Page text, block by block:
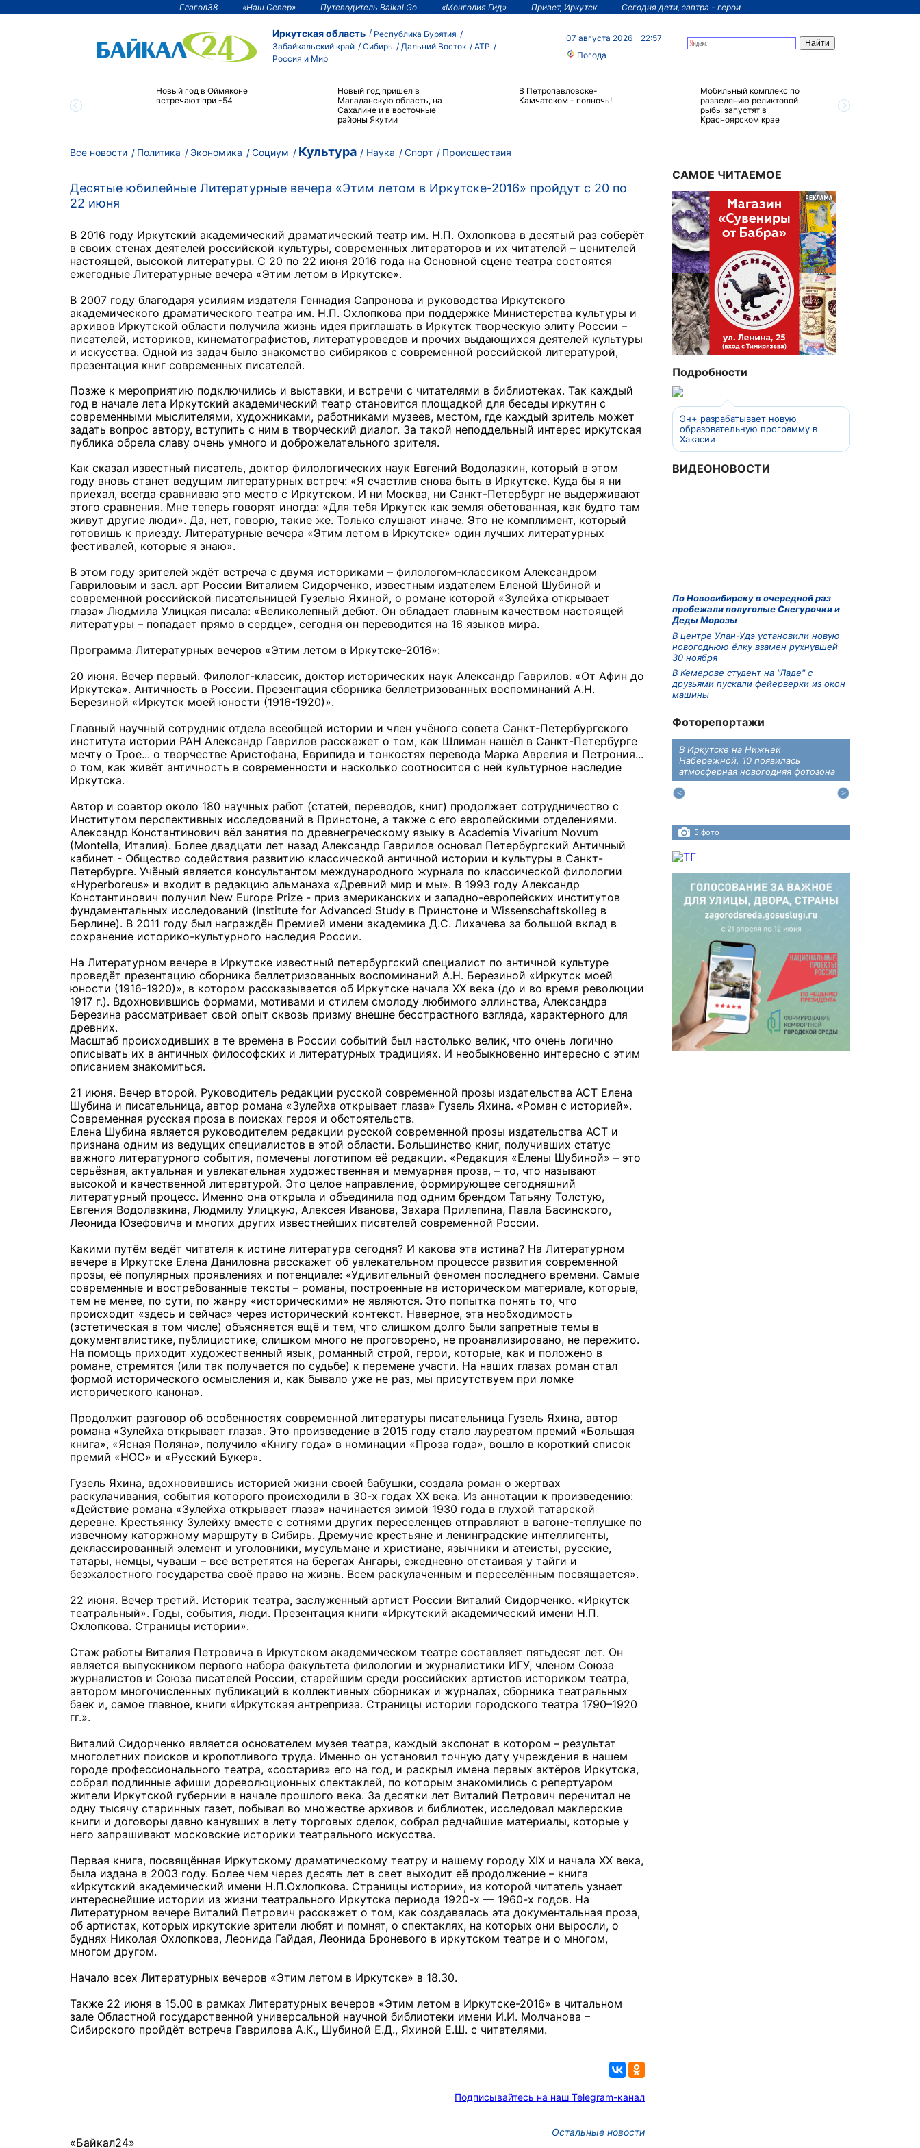
Глагол38 «Наш Север» Путеводитель Baikal Go «Монголия Гид» Привет, Иркутск Сегодня дети, завтра - герои
Иркутская область
Республика Бурятия
Забайкальский край
Сибирь Дальний Восток
АТР
Россия и Мир
07 августа 2026
22:57
Погода
Новый год в Оймяконе
встречают при -54
Новый год пришел в
Магаданскую область, на
Сахалине и в восточные
районы Якутии
В Петропавловске-
Камчатском - полночь!
Мобильный комплекс по
разведению реликтовой
рыбы запустят в
Красноярском крае
Все новости Политика Экономика Социум Культура Наука Спорт Происшествия
Десятые юбилейные Литературные вечера «Этим летом в Иркутске-2016» пройдут с 20 по
22 июня
В 2016 году Иркутский академический драматический театр им. Н.П. Охлопкова в десятый раз соберёт
в своих стенах деятелей российской культуры, современных литераторов и их читателей – ценителей
настоящей, высокой литературы. С 20 по 22 июня 2016 года на Основной сцене театра состоятся
ежегодные Литературные вечера «Этим летом в Иркутске».
В 2007 году благодаря усилиям издателя Геннадия Сапронова и руководства Иркутского
академического драматического театра им. Н.П. Охлопкова при поддержке Министерства культуры и
архивов Иркутской области получила жизнь идея приглашать в Иркутск творческую элиту России –
писателей, историков, кинематографистов, литературоведов и прочих выдающихся деятелей культуры
и искусства. Одной из задач было знакомство сибиряков с современной российской литературой,
презентация книг современных писателей.
Позже к мероприятию подключились и выставки, и встречи с читателями в библиотеках. Так каждый
год в начале лета Иркутский академический театр становится площадкой для беседы иркутян с
современными мыслителями, художниками, работниками музеев, местом, где каждый зритель может
задать вопрос автору, вступить с ним в творческий диалог. За такой неподдельный интерес иркутская
публика обрела славу очень умного и доброжелательного зрителя.
Как сказал известный писатель, доктор филологических наук Евгений Водолазкин, который в этом
году вновь станет ведущим литературных встреч: «Я счастлив снова быть в Иркутске. Куда бы я ни
приехал, всегда сравниваю это место с Иркутском. И ни Москва, ни Санкт-Петербург не выдерживают
этого сравнения. Мне теперь говорят иногда: «Для тебя Иркутск как земля обетованная, как будто там
живут другие люди». Да, нет, говорю, такие же. Только слушают иначе. Это не комплимент, который
готовишь к приезду. Литературные вечера «Этим летом в Иркутске» один лучших литературных
фестивалей, которые я знаю».
В этом году зрителей ждёт встреча с двумя историками – филологом-классиком Александром
Гавриловым и засл. арт России Виталием Сидорченко, известным издателем Еленой Шубиной и
современной российской писательницей Гузелью Яхиной, о романе которой «Зулейха открывает
глаза» Людмила Улицкая писала: «Великолепный дебют. Он обладает главным качеством настоящей
литературы – попадает прямо в сердце», сегодня он переводится на 16 языков мира.
Программа Литературных вечеров «Этим летом в Иркутске-2016»:
20 июня. Вечер первый. Филолог-классик, доктор исторических наук Александр Гаврилов. «От Афин до
Иркутска». Античность в России. Презентация сборника беллетризованных воспоминаний А.Н.
Березиной «Иркутск моей юности (1916-1920)».
Главный научный сотрудник отдела всеобщей истории и член учёного совета Санкт-Петербургского
института истории РАН Александр Гаврилов расскажет о том, как Шлиман нашёл в Санкт-Петербурге
мечту о Трое... о творчестве Аристофана, Еврипида и тонкостях перевода Марка Аврелия и Петрония...
о том, как живёт античность в современности и насколько соотносится с ней культурное наследие
Иркутска.
Автор и соавтор около 180 научных работ (статей, переводов, книг) продолжает сотрудничество с
Институтом перспективных исследований в Принстоне, а также с его европейскими отделениями.
Александр Константинович вёл занятия по древнегреческому языку в Academia Vivarium Novum
(Montella, Италия). Более двадцати лет назад Александр Гаврилов основал Петербургский Античный
кабинет - Общество содействия развитию классической античной истории и культуры в Санкт-
Петербурге. Учёный является консультантом международного журнала по классической филологии
«Hyperboreus» и входит в редакцию альманаха «Древний мир и мы». В 1993 году Александр
Константинович получил New Europe Prize - приз американских и западно-европейских институтов
фундаментальных исследований (Institute for Advanced Study в Принстоне и Wissenschaftskolleg в
Берлине). В 2011 году был награждён Премией имени академика Д.С. Лихачева за большой вклад в
сохранение историко-культурного наследия России.
На Литературном вечере в Иркутске известный петербургский специалист по античной культуре
проведёт презентацию сборника беллетризованных воспоминаний А.Н. Березиной «Иркутск моей
юности (1916-1920)», в котором рассказывается об Иркутске начала XX века (до и во время революции
1917 г.). Вдохновившись формами, мотивами и стилем смолоду любимого эллинства, Александра
Березина рассматривает свой опыт сквозь призму внешне бесстрастного взгляда, характерного для
древних.
Масштаб происходивших в те времена в России событий был настолько велик, что очень логично
описывать их в античных философских и литературных традициях. И необыкновенно интересно с этим
описанием знакомиться.
21 июня. Вечер второй. Руководитель редакции русской современной прозы издательства АСТ Елена
Шубина и писательница, автор романа «Зулейха открывает глаза» Гузель Яхина. «Роман с историей».
Современная русская проза в поисках героя и обстоятельств.
Елена Шубина является руководителем редакции русской современной прозы издательства АСТ и
признана одним из ведущих специалистов в этой области. Большинство книг, получивших статус
важного литературного события, помечены логотипом её редакции. «Редакция «Елены Шубиной» – это
серьёзная, актуальная и увлекательная художественная и мемуарная проза, – то, что называют
высокой и качественной литературой. Это целое направление, формирующее сегодняшний
литературный процесс. Именно она открыла и объединила под одним брендом Татьяну Толстую,
Евгения Водолазкина, Людмилу Улицкую, Алексея Иванова, Захара Прилепина, Павла Басинского,
Леонида Юзефовича и многих других известнейших писателей современной России.
Какими путём ведёт читателя к истине литература сегодня? И какова эта истина? На Литературном
вечере в Иркутске Елена Даниловна расскажет об увлекательном процессе развития современной
прозы, её популярных проявлениях и потенциале: «Удивительный феномен последнего времени. Самые
современные и востребованные тексты – романы, построенные на историческом материале, которые,
тем не менее, по сути, по жанру «историческими» не являются. Это попытка понять то, что
происходит «здесь и сейчас» через исторический контекст. Наверное, эта необходимость
(эстетическая в том числе) объясняется ещё и тем, что слишком долго были запретные темы в
документалистике, публицистике, слишком много не проговорено, не проанализировано, не пережито.
На помощь приходит художественный язык, романный строй, герои, которые, как и положено в
романе, стремятся (или так получается по судьбе) к перемене участи. На наших глазах роман стал
формой исторического осмысления и, как бывало уже не раз, мы присутствуем при ломке
исторического канона».
Продолжит разговор об особенностях современной литературы писательница Гузель Яхина, автор
романа «Зулейха открывает глаза». Это произведение в 2015 году стало лауреатом премий «Большая
книга», «Ясная Поляна», получило «Книгу года» в номинации «Проза года», вошло в короткий список
премий «НОС» и «Русский Букер».
Гузель Яхина, вдохновившись историей жизни своей бабушки, создала роман о жертвах
раскулачивания, события которого происходили в 30-х годах ХХ века. Из аннотации к произведению:
«Действие романа «Зулейха открывает глаза» начинается зимой 1930 года в глухой татарской
деревне. Крестьянку Зулейху вместе с сотнями других переселенцев отправляют в вагоне-теплушке по
извечному каторжному маршруту в Сибирь. Дремучие крестьяне и ленинградские интеллигенты,
деклассированный элемент и уголовники, мусульмане и христиане, язычники и атеисты, русские,
татары, немцы, чуваши – все встретятся на берегах Ангары, ежедневно отстаивая у тайги и
безжалостного государства своё право на жизнь. Всем раскулаченным и переселённым посвящается».
22 июня. Вечер третий. Историк театра, заслуженный артист России Виталий Сидорченко. «Иркутск
театральный». Годы, события, люди. Презентация книги «Иркутский академический имени Н.П.
Охлопкова. Страницы истории».
Стаж работы Виталия Петровича в Иркутском академическом театре составляет пятьдесят лет. Он
является выпускником первого набора факультета филологии и журналистики ИГУ, членом Союза
журналистов и Союза писателей России, старейшим среди российских артистов историком театра,
автором многочисленных публикаций в коллективных сборниках и журналах, сборника театральных
баек и, самое главное, книги «Иркутская антреприза. Страницы истории городского театра 1790–1920
гг.».
Виталий Сидорченко является основателем музея театра, каждый экспонат в котором – результат
многолетних поисков и кропотливого труда. Именно он установил точную дату учреждения в нашем
городе профессионального театра, «состарив» его на год, и раскрыл имена первых актёров Иркутска,
собрал подлинные афиши дореволюционных спектаклей, по которым знакомились с репертуаром
жители Иркутской губернии в начале прошлого века. За десятки лет Виталий Петрович перечитал не
одну тысячу старинных газет, побывал во множестве архивов и библиотек, исследовал маклерские
книги и договоры давно канувших в лету торговых сделок, собрал редчайшие материалы, которые у
него запрашивают московские историки театрального искусства.
Первая книга, посвящённая Иркутскому драматическому театру и нашему городу XIX и начала XX века,
была издана в 2003 году. Более чем через десять лет в свет выходит её продолжение – книга
«Иркутский академический имени Н.П.Охлопкова. Страницы истории», из которой читатель узнает
интереснейшие истории из жизни театрального Иркутска периода 1920-х — 1960-х годов. На
Литературном вечере Виталий Петрович расскажет о том, как создавалась эта документальная проза,
об артистах, которых иркутские зрители любят и помнят, о спектаклях, на которых они выросли, о
буднях Николая Охлопкова, Леонида Гайдая, Леонида Броневого в иркутском театре и о многом,
многом другом.
Начало всех Литературных вечеров «Этим летом в Иркутске» в 18.30.
Также 22 июня в 15.00 в рамках Литературных вечеров «Этим летом в Иркутске-2016» в читальном
зале Областной государственной универсальной научной библиотеки имени И.И. Молчанова –
Сибирского пройдёт встреча Гаврилова А.К., Шубиной Е.Д., Яхиной Е.Ш. с читателями.
Подписывайтесь на наш Telegram-канал
Остальные новости
«Байкал24»
САМОЕ ЧИТАЕМОЕ
Подробности
Эн+ разрабатывает новую
образовательную программу в
Хакасии
ВИДЕОНОВОСТИ
По Новосибирску в очередной раз
пробежали полуголые Снегурочки и
Деды Морозы
В центре Улан-Удэ установили новую
новогоднюю ёлку взамен рухнувшей
30 ноября
В Кемерове студент на "Ладе" с
друзьями пускали фейерверки из окон
машины
Фоторепортажи
Новых руководителей
образовательных учреждений
назначили в Томской области
3 фото
В Иркутске на Нижней
Набережной, 10 появилась
атмосферная новогодняя фотозона
5 фото